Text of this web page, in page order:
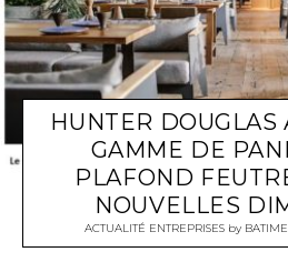
HUNTER DOUGLAS
GAMME DE
PLAFOND
NOUVELLES
ACTUALITÉ ENTREPRISESby